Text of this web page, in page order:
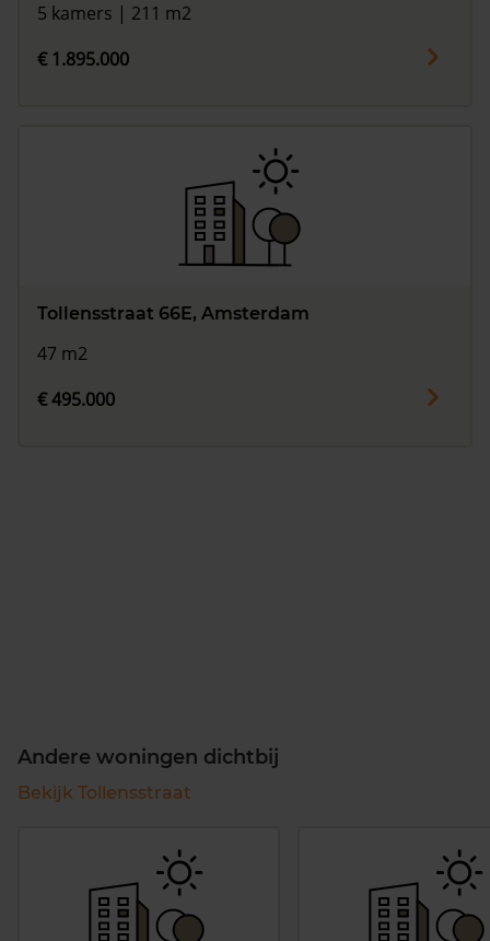
5 kamers | 211 m2
€ 1.895.000
Tollensstraat 66E, Amsterdam
47 m2
€ 495.000
Andere woningen dichtbij
Bekijk Tollensstraat